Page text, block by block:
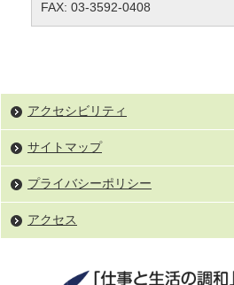
FAX: 03-3592-0408
アクセシビリティ
サイトマップ
プライバシーポリシー
アクセス